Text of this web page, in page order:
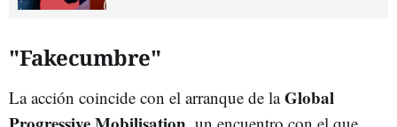
"Fakecumbre"
La acción coincide con el arranque de laGlobal